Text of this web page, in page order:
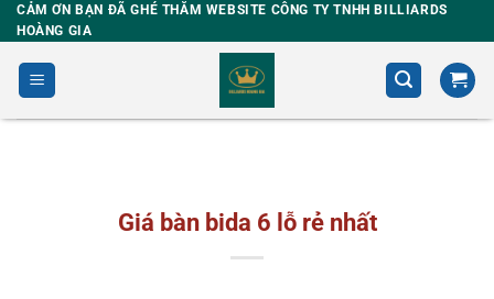
Skip
to
content
CẢM ƠN BẠN ĐÃ GHÉ THĂM WEBSITE CÔNG TY TNHH BILLIARDS
HOÀNG GIA
Giá bàn bida 6 lỗ rẻ nhất